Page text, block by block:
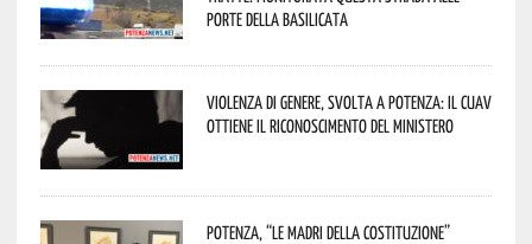
porte della Basilicata
Violenza di genere, svolta a Potenza: il CUAV
ottiene il riconoscimento del Ministero
Potenza, “Le Madri della Costituzione”